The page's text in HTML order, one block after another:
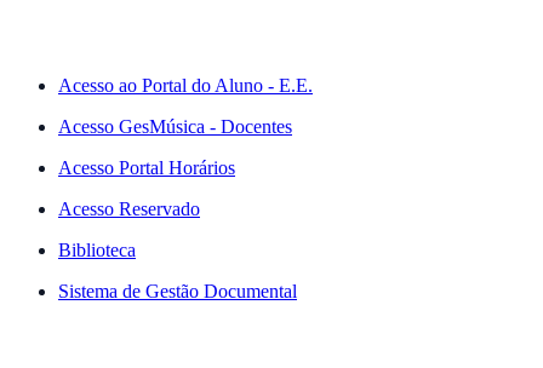
Acesso ao Portal do Aluno - E.E.
Acesso GesMúsica - Docentes
Acesso Portal Horários
Acesso Reservado
Biblioteca
Sistema de Gestão Documental